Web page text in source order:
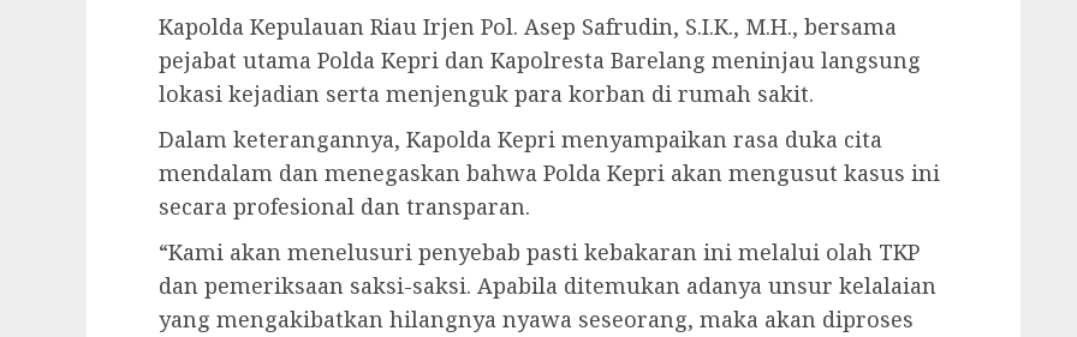
Kapolda Kepulauan Riau Irjen Pol. Asep Safrudin, S.I.K., M.H., bersama
pejabat utama Polda Kepri dan Kapolresta Barelang meninjau langsung
lokasi kejadian serta menjenguk para korban di rumah sakit.
Dalam keterangannya, Kapolda Kepri menyampaikan rasa duka cita
mendalam dan menegaskan bahwa Polda Kepri akan mengusut kasus ini
secara profesional dan transparan.
“Kami akan menelusuri penyebab pasti kebakaran ini melalui olah TKP
dan pemeriksaan saksi-saksi. Apabila ditemukan adanya unsur kelalaian
yang mengakibatkan hilangnya nyawa seseorang, maka akan diproses